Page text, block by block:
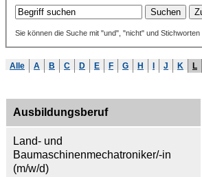
Sie können die Suche mit "und", "nicht" und
Alle A B C D E F G H J K L
Ausbildungsberuf
Land- und
Baumaschinenmechatroniker/-in
(m/w/d)